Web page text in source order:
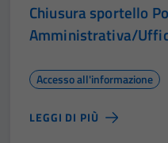
Chiusura sportello
Amministrativa/
Accesso all'informazione
LEGGI DI PIÙ